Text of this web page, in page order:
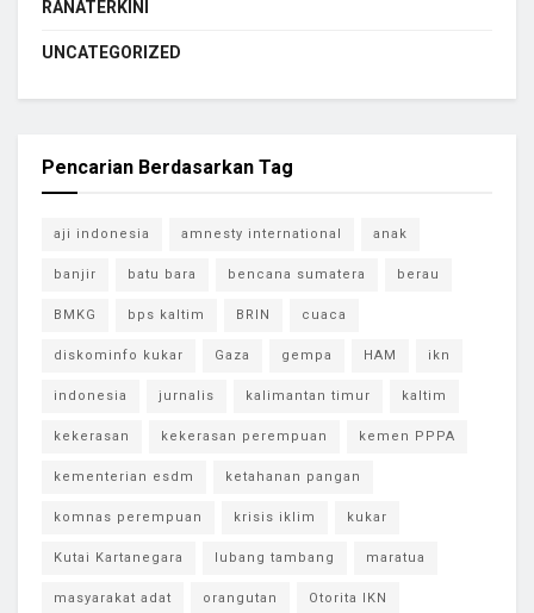
RANATERKINI
UNCATEGORIZED
Pencarian Berdasarkan Tag
aji indonesia amnesty international anak
banjir batu bara bencana sumatera berau
BMKG bps kaltim BRIN cuaca
diskominfo kukar Gaza gempa HAM ikn
indonesia jurnalis kalimantan timur kaltim
kekerasan kekerasan perempuan kemen PPPA
kementerian esdm ketahanan pangan
komnas perempuan krisis iklim kukar
Kutai Kartanegara lubang tambang maratua
masyarakat adat orangutan Otorita IKN